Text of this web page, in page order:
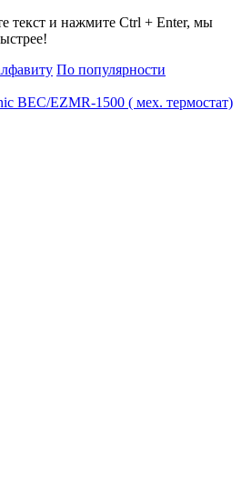
текст и нажмите Ctrl + Enter, мы
По популярности
BEC/EZMR-1500 ( мех. термостат)